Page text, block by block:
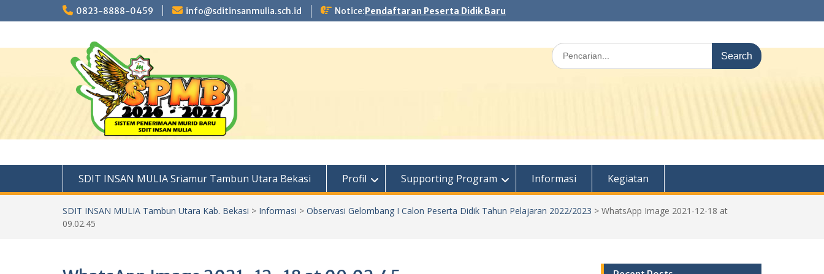
to
0823-8888-0459 info@sditinsanmulia.sch.id Notice:Pendaftaran Peserta Didik Baru
Search
for:
SDIT INSAN MULIA Sriamur Tambun Utara Bekasi Profil Supporting Program Informasi Kegiatan
SDIT INSAN MULIA Tambun Utara Kab. Bekasi > Informasi > Observasi Gelombang I Calon Peserta Didik Tahun Pelajaran 2022/2023 > WhatsApp Image 2021-12-18 at
09.02.45